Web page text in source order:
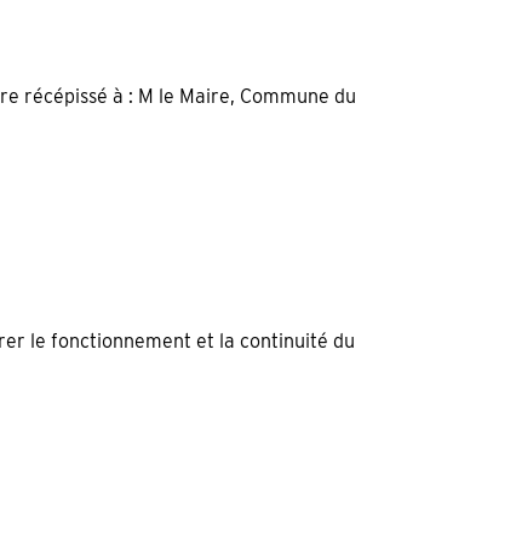
récépissé à : M le Maire, Commune du
le fonctionnement et la continuité du